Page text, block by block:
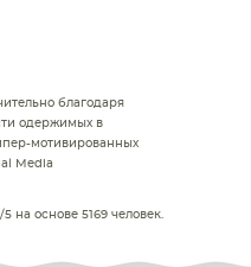
благодаря
одержимых в
мотивированных
Media
/5 на основе 5169 человек.